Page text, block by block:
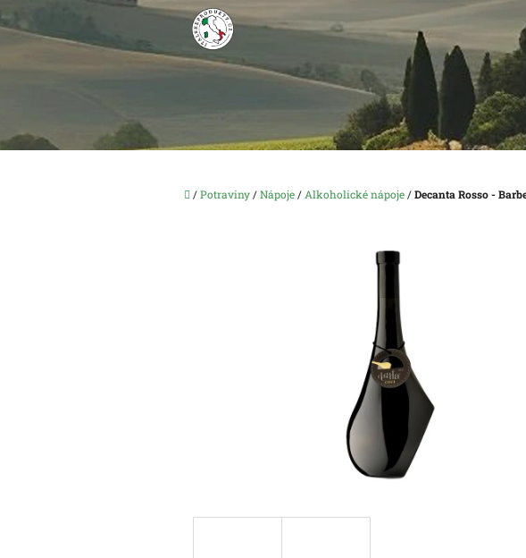
na
obsah
Domů
/Potraviny/Nápoje/Alkoholické nápoje/Decanta Rosso -